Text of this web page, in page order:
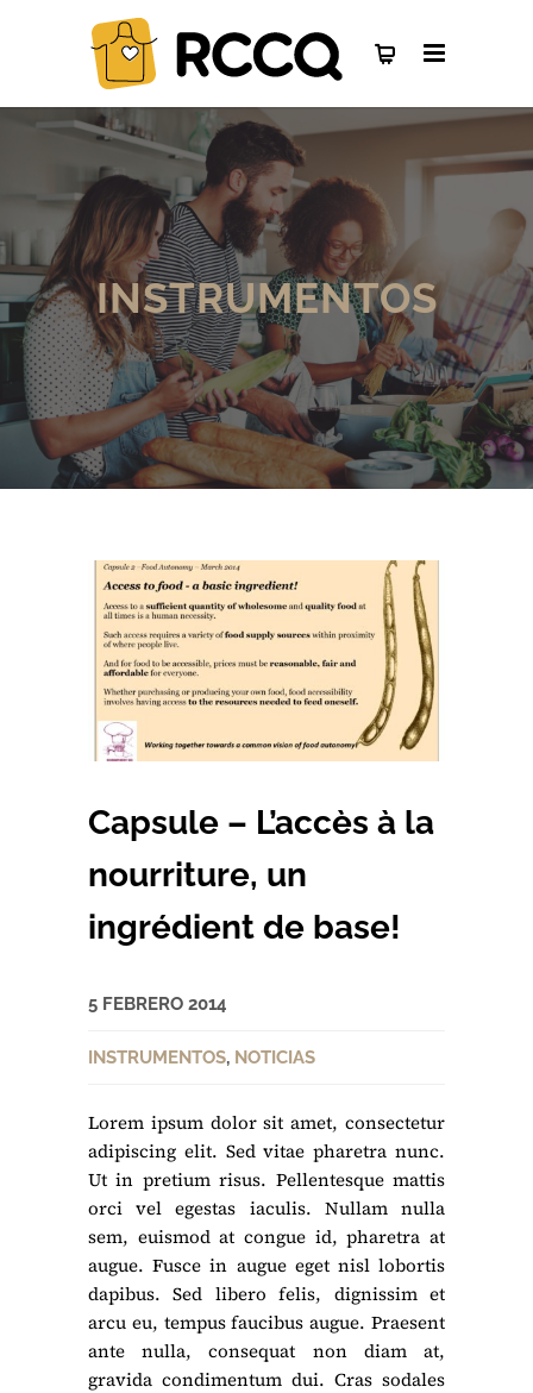
INSTRUMENTOS
Capsule – L’accès à la
nourriture, un
ingrédient de base!
5 FEBRERO 2014
INSTRUMENTOS, NOTICIAS
Lorem ipsum dolor sit amet, consectetur
adipiscing elit. Sed vitae pharetra nunc.
Ut in pretium risus. Pellentesque mattis
orci vel egestas iaculis. Nullam nulla
sem, euismod at congue id, pharetra at
augue. Fusce in augue eget nisl lobortis
dapibus. Sed libero felis, dignissim et
arcu eu, tempus faucibus augue. Praesent
ante nulla, consequat non diam at,
gravida condimentum dui. Cras sodales